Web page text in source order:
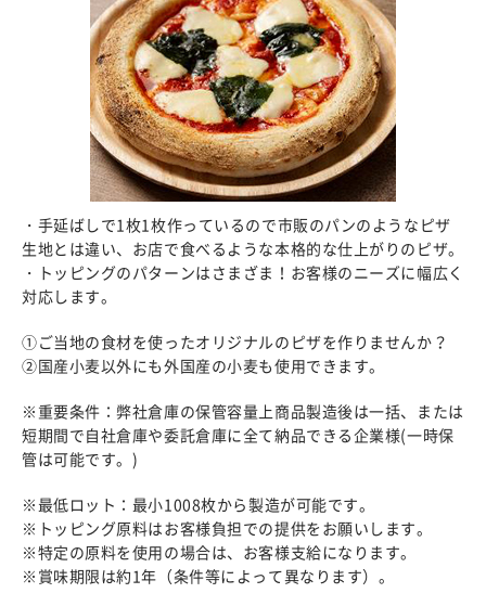
・手延ばしで1枚1枚作っているので市販のパンのようなピザ
生地とは違い、お店で食べるような本格的な仕上がりのピザ。
・トッピングのパターンはさまざま！お客様のニーズに幅広く
対応します。
①ご当地の食材を使ったオリジナルのピザを作りませんか？
②国産小麦以外にも外国産の小麦も使用できます。
※重要条件：弊社倉庫の保管容量上商品製造後は一括、または
短期間で自社倉庫や委託倉庫に全て納品できる企業様(一時保
管は可能です。)
※最低ロット：最小1008枚から製造が可能です。
※トッピング原料はお客様負担での提供をお願いします。
※特定の原料を使用の場合は、お客様支給になります。
※賞味期限は約1年（条件等によって異なります）。